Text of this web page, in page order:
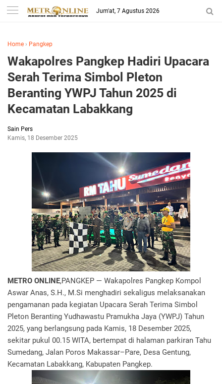
Jum'at, 7 Agustus 2026
Home › Pangkep
Wakapolres Pangkep Hadiri Upacara
Serah Terima Simbol Pleton
Beranting YWPJ Tahun 2025 di
Kecamatan Labakkang
Sain Pers
Kamis, 18 Desember 2025
METRO ONLINE,PANGKEP — Wakapolres Pangkep Kompol
Aswar Anas, S.H., M.Si menghadiri sekaligus melaksanakan
pengamanan pada kegiatan Upacara Serah Terima Simbol
Pleton Beranting Yudhawastu Pramukha Jaya (YWPJ) Tahun
2025, yang berlangsung pada Kamis, 18 Desember 2025,
sekitar pukul 00.15 WITA, bertempat di halaman parkiran Tahu
Sumedang, Jalan Poros Makassar–Pare, Desa Gentung,
Kecamatan Labakkang, Kabupaten Pangkep.